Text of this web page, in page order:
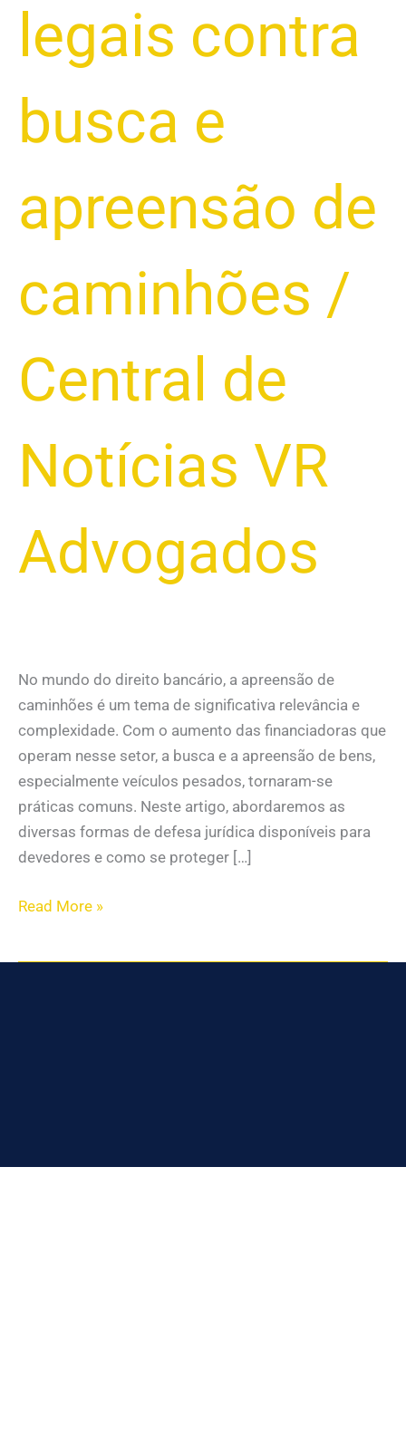
legais contra
busca e
apreensão de
caminhões /
Central de
Notícias VR
Advogados
No mundo do direito bancário, a apreensão de
caminhões é um tema de significativa relevância e
complexidade. Com o aumento das financiadoras que
operam nesse setor, a busca e a apreensão de bens,
especialmente veículos pesados, tornaram-se
práticas comuns. Neste artigo, abordaremos as
diversas formas de defesa jurídica disponíveis para
devedores e como se proteger […]
Read More »